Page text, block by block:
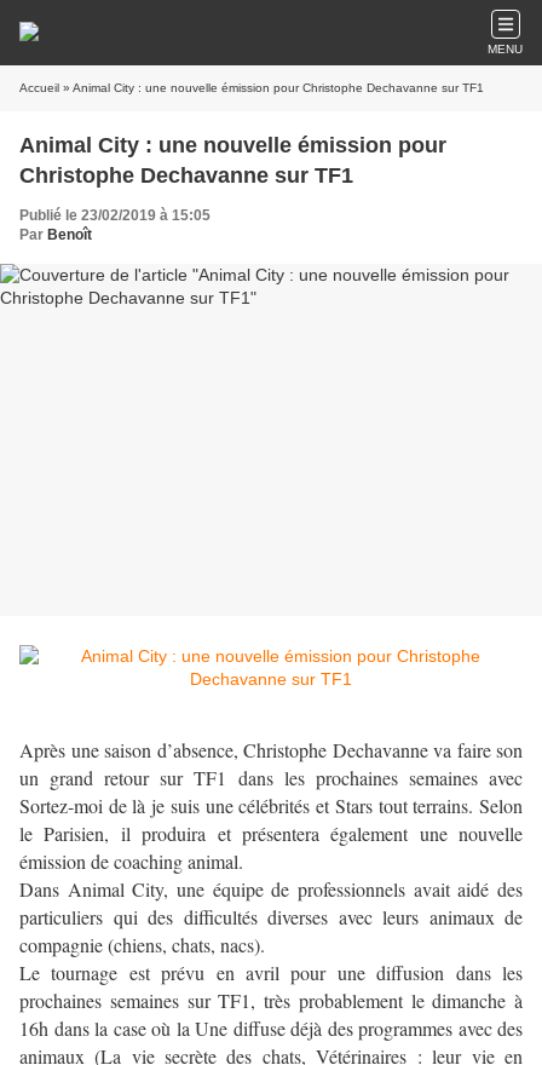
MENU
Accueil » Animal City : une nouvelle émission pour Christophe Dechavanne sur TF1
Animal City : une nouvelle émission pour
Christophe Dechavanne sur TF1
Publié le 23/02/2019 à 15:05
Par Benoît
Après une saison d’absence, Christophe Dechavanne va faire son
un grand retour sur TF1 dans les prochaines semaines avec
Sortez-moi de là je suis une célébrités et Stars tout terrains. Selon
le Parisien, il produira et présentera également une nouvelle
émission de coaching animal.
Dans Animal City, une équipe de professionnels avait aidé des
particuliers qui des difficultés diverses avec leurs animaux de
compagnie (chiens, chats, nacs).
Le tournage est prévu en avril pour une diffusion dans les
prochaines semaines sur TF1, très probablement le dimanche à
16h dans la case où la Une diffuse déjà des programmes avec des
animaux (La vie secrète des chats, Vétérinaires : leur vie en